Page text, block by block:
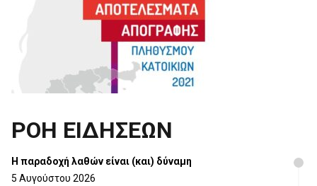
ΡΟΗ ΕΙΔΗΣΕΩΝ
H παραδοχή λαθών είναι (και) δύναμη
5 Αυγούστου 2026